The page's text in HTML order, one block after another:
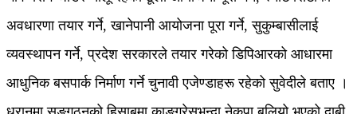
अवधारणा तयार गर्ने, खानेपानी आयोजना पूरा गर्ने, सुकुम्बासीलाई
व्यवस्थापन गर्ने, प्रदेश सरकारले तयार गरेको डिपिआरको आधारमा
आधुनिक बसपार्क निर्माण गर्ने चुनावी एजेण्डाहरू रहेको सुवेदीले बताए ।